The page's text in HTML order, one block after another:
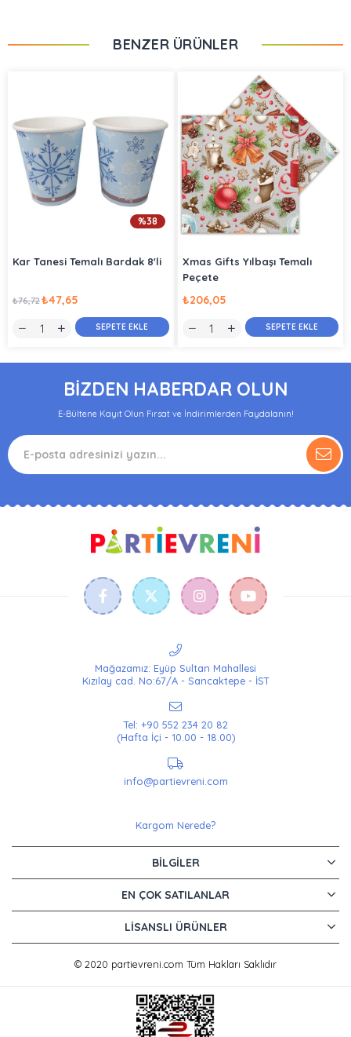
BENZER ÜRÜNLER
Kar Tanesi Temalı Bardak 8'li
₺47,65
₺76,72
SEPETE EKLE
%38
Xmas Gifts Yılbaşı Temalı
Peçete
₺206,05
SEPETE EKLE
BİZDEN HABERDAR OLUN
E-Bültene Kayıt Olun Fırsat ve İndirimlerden Faydalanın!
Mağazamız: Eyüp Sultan Mahallesi
Kızılay cad. No:67/A - Sancaktepe - İST
Tel: +90 552 234 20 82
(Hafta İçi - 10.00 - 18.00)
info@partievreni.com
Kargom Nerede?
BILGILER
EN ÇOK SATILANLAR
LISANSLI ÜRÜNLER
© 2020 partievreni.com Tüm Hakları Saklıdır